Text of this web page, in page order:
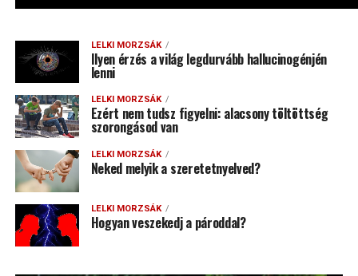
LELKI MORZSÁK
Ilyen érzés a világ legdurvább hallucinogénjén
lenni
LELKI MORZSÁK
Ezért nem tudsz figyelni: alacsony töltöttség
szorongásod van
LELKI MORZSÁK
Neked melyik a szeretetnyelved?
LELKI MORZSÁK
Hogyan veszekedj a pároddal?